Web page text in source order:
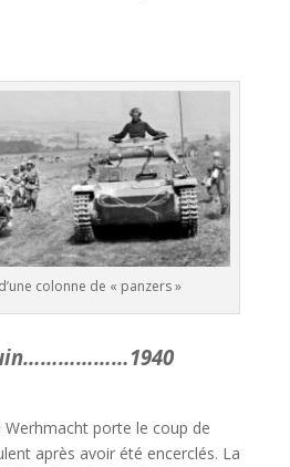
colonne de « panzers »
Werhmacht porte le coup de
après avoir été encerclés. La